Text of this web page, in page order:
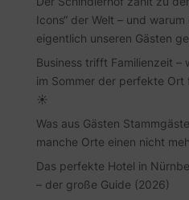
Icons“ der Welt – und
eigentlich unseren Gästen
Business trifft Familienzeit –
im Sommer der perfekte
☀️
Was aus Gästen
manche Orte einen nicht
Das perfekte Hotel in
– der große Guide (2026)